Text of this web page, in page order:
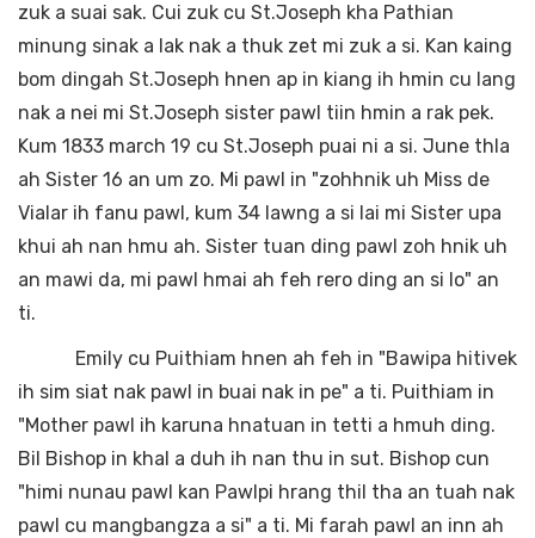
zuk a suai sak. Cui zuk cu St.Joseph kha Pathian
minung sinak a lak nak a thuk zet mi zuk a si. Kan kaing
bom dingah St.Joseph hnen ap in kiang ih hmin cu lang
nak a nei mi St.Joseph sister pawl tiin hmin a rak pek.
Kum 1833 march 19 cu St.Joseph puai ni a si. June thla
ah Sister 16 an um zo. Mi pawl in "zohhnik uh Miss de
Vialar ih fanu pawl, kum 34 lawng a si lai mi Sister upa
khui ah nan hmu ah. Sister tuan ding pawl zoh hnik uh
an mawi da, mi pawl hmai ah feh rero ding an si lo" an
ti.
Emily cu Puithiam hnen ah feh in "Bawipa hitivek
ih sim siat nak pawl in buai nak in pe" a ti. Puithiam in
"Mother pawl ih karuna hnatuan in tetti a hmuh ding.
Bil Bishop in khal a duh ih nan thu in sut. Bishop cun
"himi nunau pawl kan Pawlpi hrang thil tha an tuah nak
pawl cu mangbangza a si" a ti. Mi farah pawl an inn ah